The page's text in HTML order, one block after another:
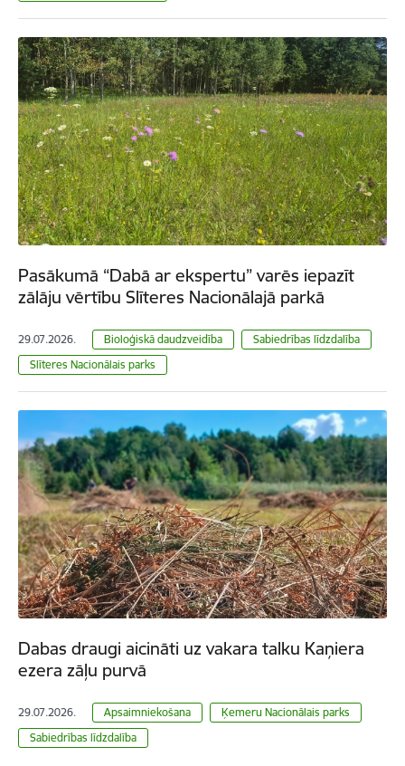
Pasākumā “Dabā ar ekspertu” varēs iepazīt
zālāju vērtību Slīteres Nacionālajā parkā
29.07.2026. Bioloģiskā daudzveidība
Sabiedrības līdzdalība
Slīteres Nacionālais parks
Dabas draugi aicināti uz vakara talku Kaņiera
ezera zāļu purvā
29.07.2026. Apsaimniekošana
Ķemeru Nacionālais parks
Sabiedrības līdzdalība